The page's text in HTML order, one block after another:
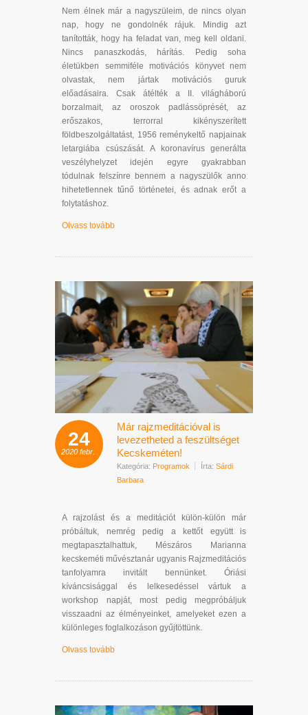
Nem élnek már a nagyszüleim, de nincs olyan
nap, hogy ne gondolnék rájuk. Mindig azt
tanították, hogy ha feladat van, meg kell oldani.
Nincs panaszkodás, hárítás. Pedig soha
életükben semmiféle motivációs könyvet nem
olvastak, nem jártak motivációs guruk
előadásaira. Csak átélték a II. világháború
borzalmait, az oroszok padlássöprését, az
erőszakos, terrorral kikényszerített
földbeszolgáltatást, 1956 reménykeltő napjainak
letargiába csúszását. A koronavírus generálta
veszélyhelyzet idején egyre gyakrabban
tódulnak felszínre bennem a nagyszülők anno
hihetetlennek tűnő történetei, és adnak erőt a
folytatáshoz.
Olvass tovább
24
2020 febr.
Már rajzmeditációval is
levezetheted a feszültséget
Kecskeméten!
Kategória: Programok Írta: Sárdi
Barbara
A rajzolást és a meditációt külön-külön már
próbáltuk, nemrég pedig a kettőt együtt is
megtapasztalhattuk, Mészáros Marianna
kecskeméti művésztanár ugyanis Rajzmeditációs
tanfolyamra invitált bennünket. Óriási
kíváncsisággal és lelkesedéssel vártuk a
workshop napját, most pedig megpróbáljuk
visszaadni az élményeinket, amelyeket ezen a
különleges foglalkozáson gyűjtöttünk.
Olvass tovább